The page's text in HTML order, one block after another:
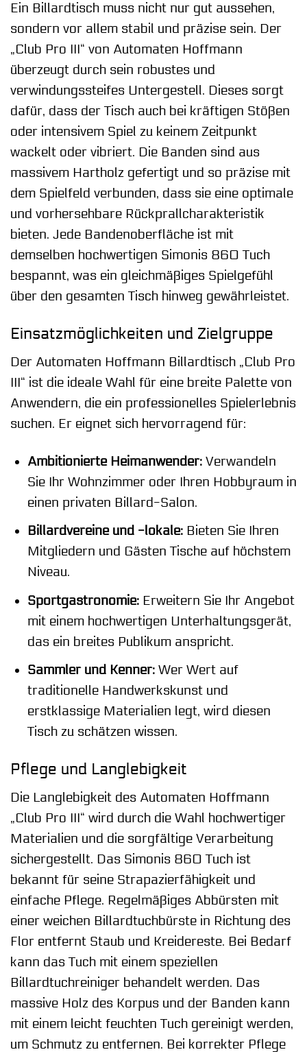
Ein Billardtisch muss nicht nur gut aussehen,
sondern vor allem stabil und präzise sein. Der
„Club Pro III“ von Automaten Hoffmann
überzeugt durch sein robustes und
verwindungssteifes Untergestell. Dieses sorgt
dafür, dass der Tisch auch bei kräftigen Stößen
oder intensivem Spiel zu keinem Zeitpunkt
wackelt oder vibriert. Die Banden sind aus
massivem Hartholz gefertigt und so präzise mit
dem Spielfeld verbunden, dass sie eine optimale
und vorhersehbare Rückprallcharakteristik
bieten. Jede Bandenoberfläche ist mit
demselben hochwertigen Simonis 860 Tuch
bespannt, was ein gleichmäßiges Spielgefühl
über den gesamten Tisch hinweg gewährleistet.
Einsatzmöglichkeiten und Zielgruppe
Der Automaten Hoffmann Billardtisch „Club Pro
III“ ist die ideale Wahl für eine breite Palette von
Anwendern, die ein professionelles Spielerlebnis
suchen. Er eignet sich hervorragend für:
Ambitionierte Heimanwender:Verwandeln
Sie Ihr Wohnzimmer oder Ihren Hobbyraum in
einen privaten Billard-Salon.
Billardvereine und -lokale:Bieten Sie Ihren
Mitgliedern und Gästen Tische auf höchstem
Niveau.
Sportgastronomie:Erweitern Sie Ihr Angebot
mit einem hochwertigen Unterhaltungsgerät,
das ein breites Publikum anspricht.
Sammler und Kenner:Wer Wert auf
traditionelle Handwerkskunst und
erstklassige Materialien legt, wird diesen
Tisch zu schätzen wissen.
Pflege und Langlebigkeit
Die Langlebigkeit des Automaten Hoffmann
„Club Pro III“ wird durch die Wahl hochwertiger
Materialien und die sorgfältige Verarbeitung
sichergestellt. Das Simonis 860 Tuch ist
bekannt für seine Strapazierfähigkeit und
einfache Pflege. Regelmäßiges Abbürsten mit
einer weichen Billardtuchbürste in Richtung des
Flor entfernt Staub und Kreidereste. Bei Bedarf
kann das Tuch mit einem speziellen
Billardtuchreiniger behandelt werden. Das
massive Holz des Korpus und der Banden kann
mit einem leicht feuchten Tuch gereinigt werden,
um Schmutz zu entfernen. Bei korrekter Pflege